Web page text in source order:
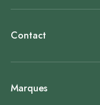
Contact
Marques